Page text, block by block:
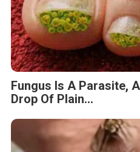
Fungus Is A Parasite,
Drop Of Plain...